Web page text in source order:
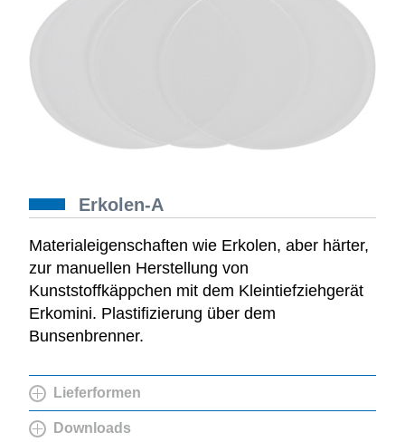
Erkolen-A
Materialeigenschaften wie Erkolen, aber härter,
zur manuellen Herstellung von
Kunststoffkäppchen mit dem Kleintiefziehgerät
Erkomini. Plastifizierung über dem
Bunsenbrenner.
Lieferformen
Downloads